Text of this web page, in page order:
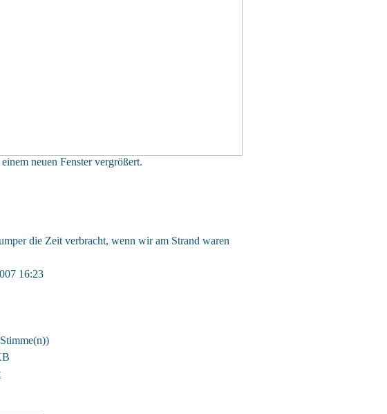
neuen Fenster vergrößert.
die Zeit verbracht, wenn wir am Strand waren
16:23